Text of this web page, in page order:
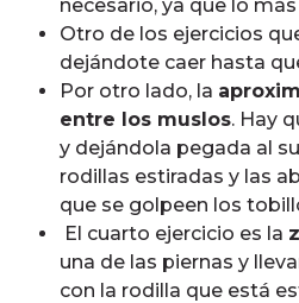
necesario, ya que lo
Otro de los ejercicios
dejándote caer hasta
Por otro lado, la
entre los muslos. Hay
y dejándola pegada al
rodillas estiradas y las
que se golpeen los
El cuarto ejercicio es la
una de las piernas y
con la rodilla que está